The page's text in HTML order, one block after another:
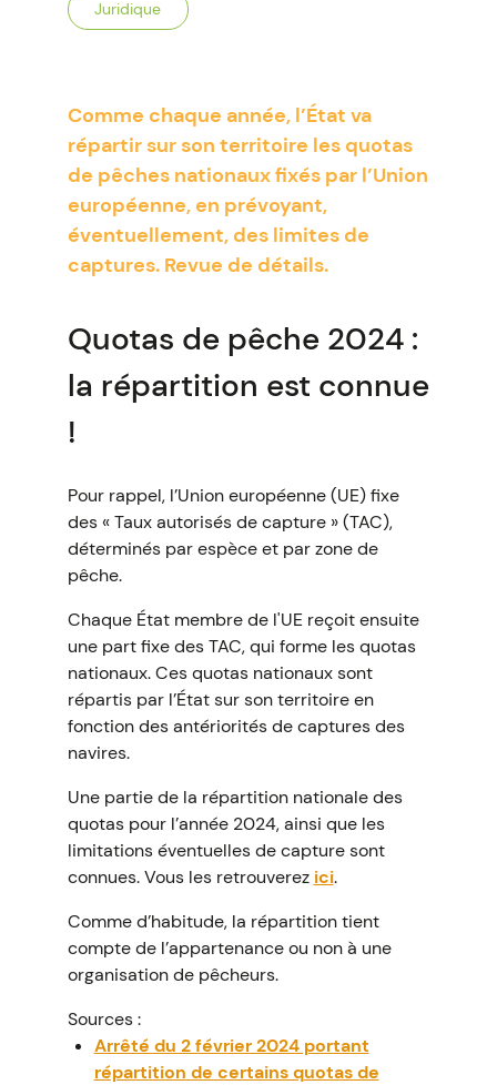
Juridique
Comme chaque année, l’État va
répartir sur son territoire les quotas
de pêches nationaux fixés par l’Union
européenne, en prévoyant,
éventuellement, des limites de
captures. Revue de détails.
Quotas de pêche 2024 :
la répartition est connue
!
Pour rappel, l’Union européenne (UE) fixe
des « Taux autorisés de capture » (TAC),
déterminés par espèce et par zone de
pêche.
Chaque État membre de l'UE reçoit ensuite
une part fixe des TAC, qui forme les quotas
nationaux. Ces quotas nationaux sont
répartis par l’État sur son territoire en
fonction des antériorités de captures des
navires.
Une partie de la répartition nationale des
quotas pour l’année 2024, ainsi que les
limitations éventuelles de capture sont
connues. Vous les retrouverez ici.
Comme d’habitude, la répartition tient
compte de l’appartenance ou non à une
organisation de pêcheurs.
Sources :
Arrêté du 2 février 2024 portant
répartition de certains quotas de